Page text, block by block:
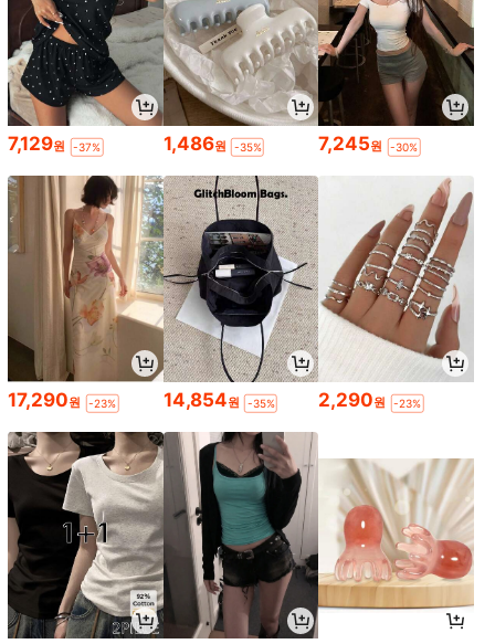
7,129원 -37% 1,486원 -35% 7,245원 -30%
17,290원 -23% 14,854원 -35% 2,290원 -23%